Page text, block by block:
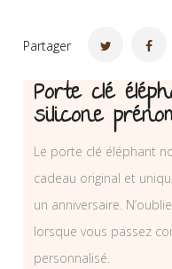
Partager
Porte clé
silicone
Le porte clé éléphant
cadeau original et
un anniversaire.
lorsque vous passez
personnalisé.